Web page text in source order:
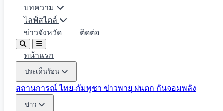
บทความ
ไลฟ์สไตล์
ข่าวจังหวัด
ติดต่อ
หน้าแรก
ประเด็นร้อน
สถานการณ์ ไทย-กัมพูชา ข่าวพายุ ฝนตก กันจอมพลัง
ข่าว